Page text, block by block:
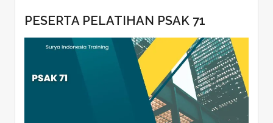
PESERTA PELATIHAN PSAK 71